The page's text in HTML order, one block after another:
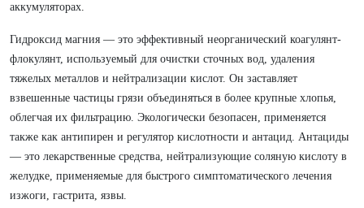
аккумуляторах.
Гидроксид магния — это эффективный неорганический коагулянт-
флокулянт, используемый для очистки сточных вод, удаления
тяжелых металлов и нейтрализации кислот. Он заставляет
взвешенные частицы грязи объединяться в более крупные хлопья,
облегчая их фильтрацию. Экологически безопасен, применяется
также как антипирен и регулятор кислотности и антацид. Антациды
— это лекарственные средства, нейтрализующие соляную кислоту в
желудке, применяемые для быстрого симптоматического лечения
изжоги, гастрита, язвы.